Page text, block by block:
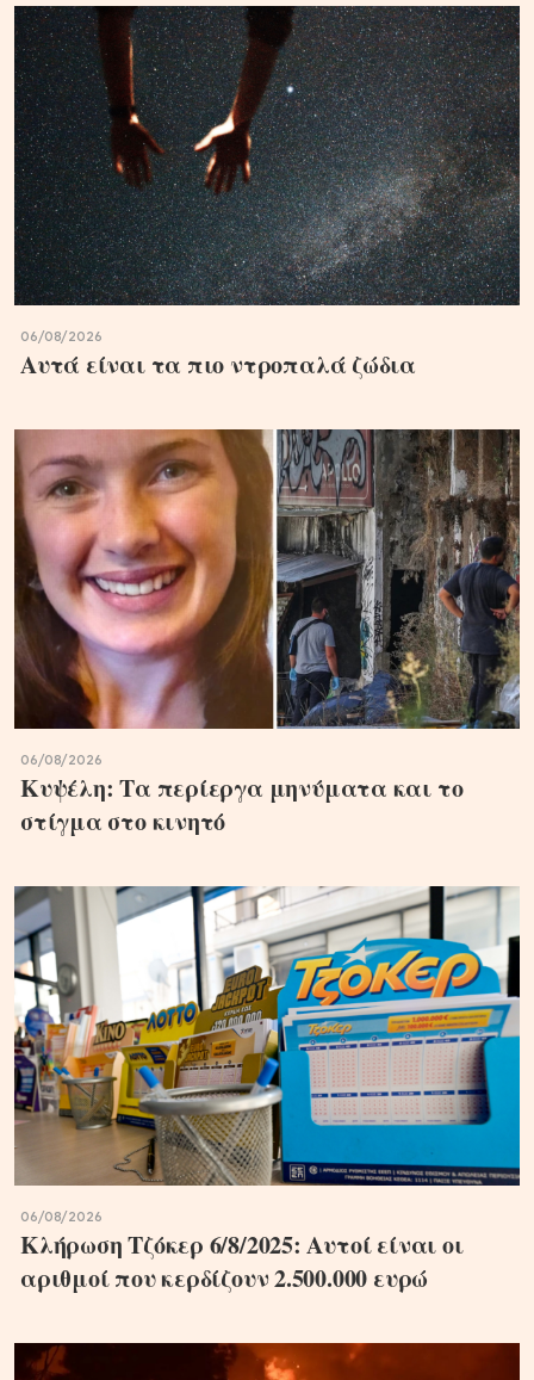
06/08/2026
Αυτά είναι τα πιο ντροπαλά ζώδια
06/08/2026
Κυψέλη: Τα περίεργα μηνύματα και το
στίγμα στο κινητό
06/08/2026
Κλήρωση Τζόκερ 6/8/2025: Αυτοί είναι οι
αριθμοί που κερδίζουν 2.500.000 ευρώ